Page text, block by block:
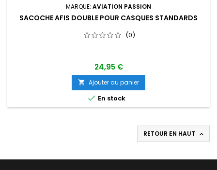
MARQUE: AVIATION PASSION
SACOCHE AFIS DOUBLE POUR CASQUES STANDARDS
(0)
24,95 €
 Ajouter au panier
 En stock
RETOUR EN HAUT 